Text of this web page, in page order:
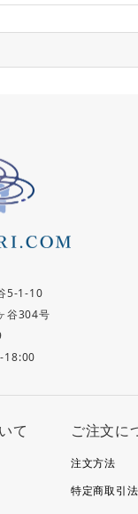
5-1-10
谷304号
18:00
て ご注文に
注文方法
特定商取引